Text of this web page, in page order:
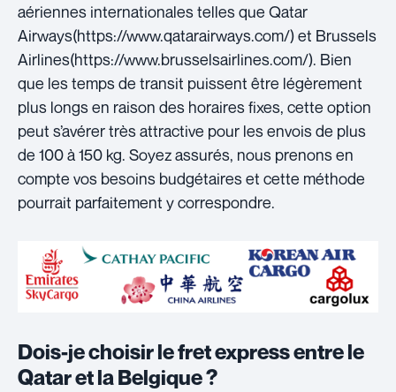
aériennes internationales telles que Qatar
Airways(https://www.qatarairways.com/) et Brussels
Airlines(https://www.brusselsairlines.com/). Bien
que les temps de transit puissent être légèrement
plus longs en raison des horaires fixes, cette option
peut s’avérer très attractive pour les envois de plus
de 100 à 150 kg. Soyez assurés, nous prenons en
compte vos besoins budgétaires et cette méthode
pourrait parfaitement y correspondre.
Dois-je choisir le fret express entre le
Qatar et la Belgique ?